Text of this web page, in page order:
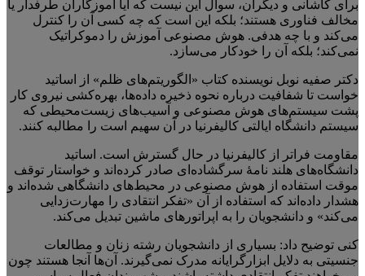
برای کاشانی و دیگران، سوال این نیست که آیا آموزگاران طرفدار یا
مخالف فناوری هستند؛ بلکه این است که چه کسی آن را کنترل
می‌کند و با چه هدفی. هوش مصنوعی آموزش را دموکراتیک
نمی‌کند؛ بلکه آن را خودکار می‌سازد.
دکتر صفیه نوبل نویسنده کتاب «الگوریتم‌های ظلم» از اساتید
خواست تا شفافیت درباره نحوه ذخیره داده‌ها، بهره‌کشی نیروی کار
پشت سیستم‌های هوش مصنوعی و آسیب‌های زیست‌محیطی که
سیستم دانشگاه ایالتی کالیفرنیا در آن سهیم است را مطالبه کنند.
مقاومت فراتر از کالیفرنیا در حال گسترش است. اساتید
دانشگاه‌های هلند نامهٔ سرگشاده‌ای صادر کرده‌اند و خواستار توقف
موقت استفاده از هوش مصنوعی در محیط‌های دانشگاهی شده‌اند و
هشدار داده‌اند که استفاده از آن «تفکر انتقادی را مهارت‌زدایی
می‌کند» و دانشجویان را به اپراتورهای ماشین تبدیل می‌کند.
کنی توضیح داد: بسیاری از دانشجویان رشته زنان و مطالعات
جنسیتی به دلایل ابزارگرایانه مدرک نمی‌گیرند. آن‌ها آنجا هستند چون